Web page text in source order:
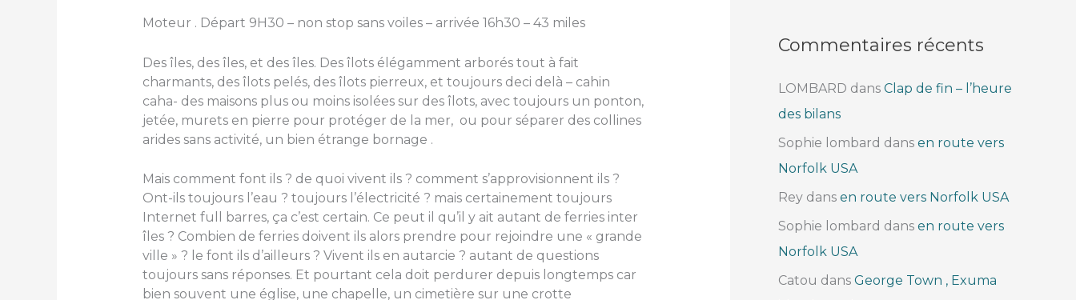
Moteur . Départ 9H30 – non stop sans voiles – arrivée 16h30 – 43 miles
Des îles, des îles, et des îles. Des îlots élégamment arborés tout à fait
charmants, des îlots pelés, des îlots pierreux, et toujours deci delà – cahin
caha- des maisons plus ou moins isolées sur des îlots, avec toujours un ponton,
jetée, murets en pierre pour protéger de la mer, ou pour séparer des collines
arides sans activité, un bien étrange bornage .
Mais comment font ils ? de quoi vivent ils ? comment s’approvisionnent ils ?
Ont-ils toujours l’eau ? toujours l’électricité ? mais certainement toujours
Internet full barres, ça c’est certain. Ce peut il qu’il y ait autant de ferries inter
îles ? Combien de ferries doivent ils alors prendre pour rejoindre une « grande
ville » ? le font ils d’ailleurs ? Vivent ils en autarcie ? autant de questions
toujours sans réponses. Et pourtant cela doit perdurer depuis longtemps car
bien souvent une église, une chapelle, un cimetière sur une crotte
Commentaires récents
LOMBARD dansClap de fin – l’heure
des bilans
Sophie lombard dansen route vers
Norfolk USA
Rey dansen route vers Norfolk USA
Sophie lombard dansen route vers
Norfolk USA
Catou dansGeorge Town , Exuma